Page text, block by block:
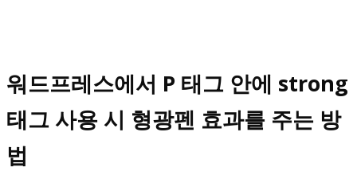
워드프레스에서 P 태그 안에 strong
태그 사용 시 형광펜 효과를 주는 방
법